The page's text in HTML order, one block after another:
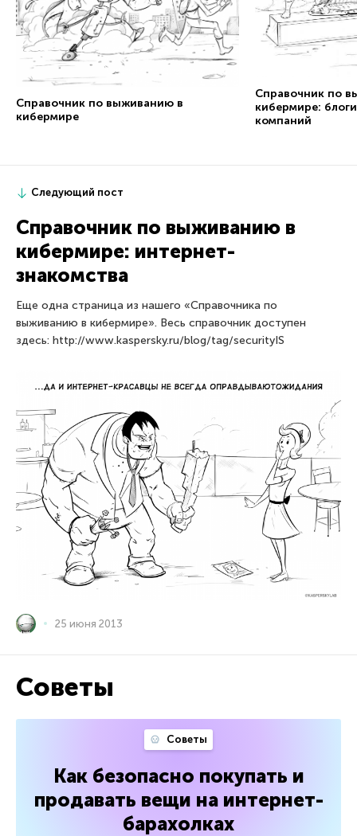
Справочник по выживанию в
кибермире
Справочник по
кибермире:
компаний
Следующий пост
Справочник по выживанию в
кибермире: интернет-
знакомства
Еще одна страница из нашего «Справочника по
выживанию в кибермире». Весь справочник доступен
здесь: http://www.kaspersky.ru/blog/tag/securityIS
25 июня 2013
Советы
Советы
Как безопасно покупать и
продавать вещи на интернет-
барахолках